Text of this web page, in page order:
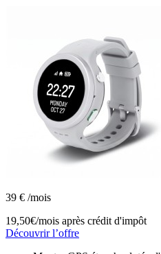
39 € /mois
19,50€/mois après crédit d'impôt
Découvrir l’offre